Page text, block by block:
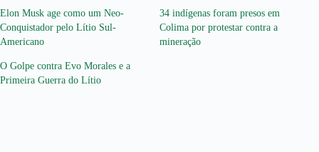
Elon Musk age como um Neo-
Conquistador pelo Lítio Sul-
Americano
34 indígenas foram presos em
Colima por protestar contra a
mineração
O Golpe contra Evo Morales e a
Primeira Guerra do Lítio